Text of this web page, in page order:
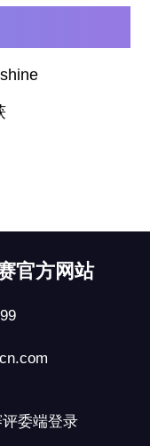
官方网站
评委端登录